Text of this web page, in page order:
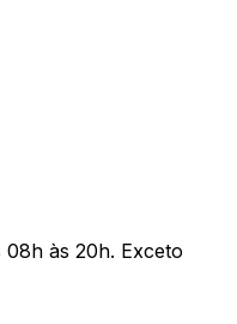
08h às 20h. Exceto